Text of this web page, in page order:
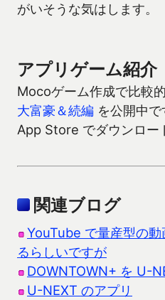
がいそうな気はします。
アプリゲーム紹介
Mocoゲーム作成で比較
大富豪＆続編 を公開中
App Store でダウンロー
関連ブログ
YouTube で量産型の
るらしいですが
DOWNTOWN+ を U-
U-NEXT のアプリ